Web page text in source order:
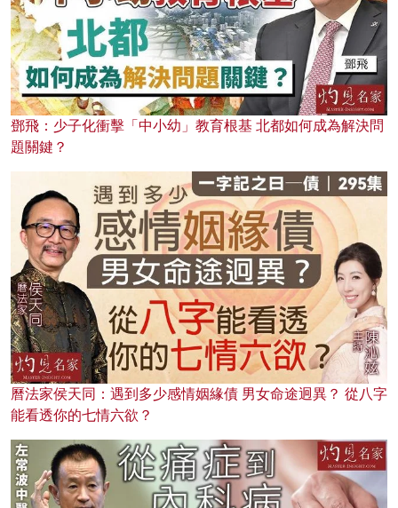
鄧飛：少子化衝擊「中小幼」教育根基 北都如何成為解決問
題關鍵？
曆法家侯天同：遇到多少感情姻緣債 男女命途迥異？ 從八字
能看透你的七情六欲？